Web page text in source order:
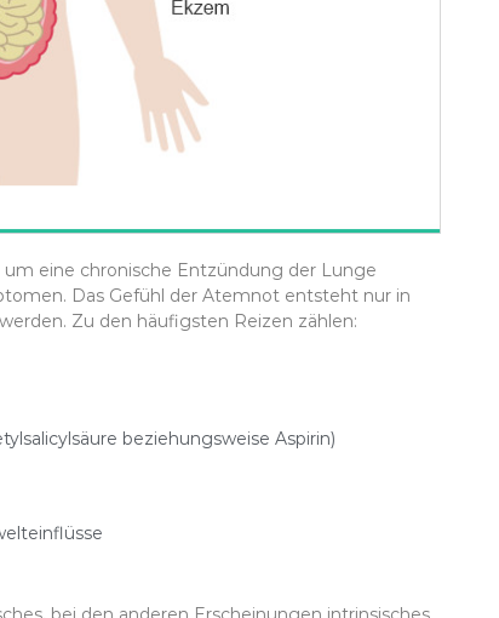
eine chronische Entzündung der Lunge
Das Gefühl der Atemnot entsteht nur in
Zu den häufigsten Reizen zählen:
beziehungsweise Aspirin)